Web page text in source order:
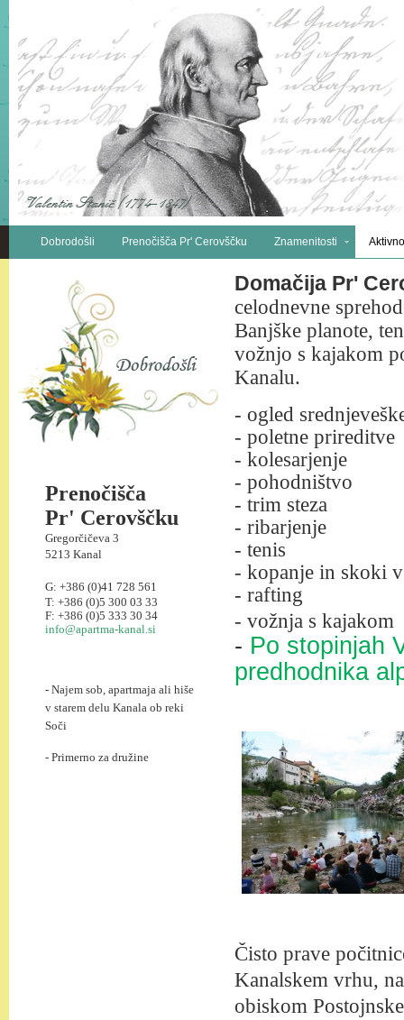
Dobrodošli Prenočišča Pr' Cerovščku Znamenitosti
Domačija Pr'
celodnevne
Banjške planote,
vožnjo s kajakom
Kanalu.
- ogled
- poletne prireditve
- kolesarjenje
- pohodništvo
- trim steza
- ribarjenje
- tenis
- kopanje in skoki
- rafting
- vožnja s kajakom
- Po stopinjah
predhodnika
Čisto prave
Kanalskem vrhu,
obiskom
Prenočišča
Pr' Cerovščku
Gregorčičeva 3
5213 Kanal
G: +386 (0)41 728 561
T: +386 (0)5 300 03 33
F: +386 (0)5 333 30 34
info@apartma-kanal.si
- Najem sob, apartmaja ali hiše
v starem delu Kanala ob reki
Soči
- Primerno za družine